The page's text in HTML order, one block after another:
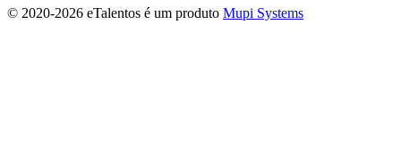
© 2020-2026 eTalentos é um produto Mupi Systems